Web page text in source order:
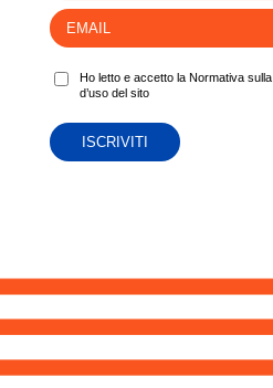
Ho letto e accetto la Normativa sulla
d’uso del sito